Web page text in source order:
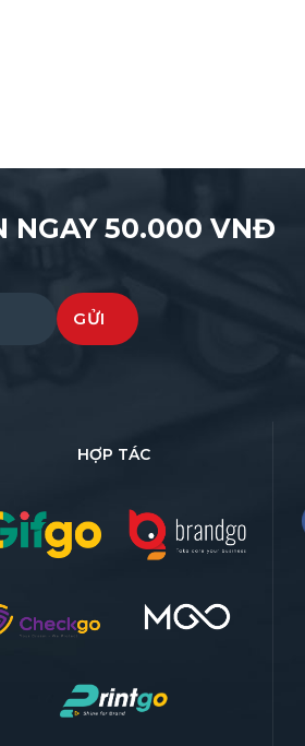
NGAY 50.000 VNĐ
HỢP TÁC